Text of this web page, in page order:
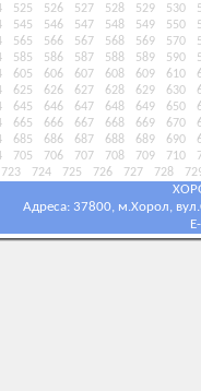
525 526 527 528 529 530
545 546 547 548 549 550
565 566 567 568 569 570
585 586 587 588 589 590
605 606 607 608 609 610
625 626 627 628 629 630
645 646 647 648 649 650
665 666 667 668 669 670
685 686 687 688 689 690
705 706 707 708 709 710
723
724 725 726 727 728
Адреса: 37800, м.Хорол,